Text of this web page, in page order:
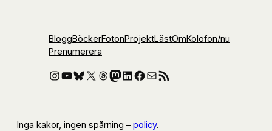
BloggBöckerFotonProjektLästOmKolofon/nu
Prenumerera
Instagram
YouTube
Bluesky
X Threads
Mastodon
LinkedIn
Facebook
E-postRSS-flöde
Inga kakor, ingen spårning – policy.